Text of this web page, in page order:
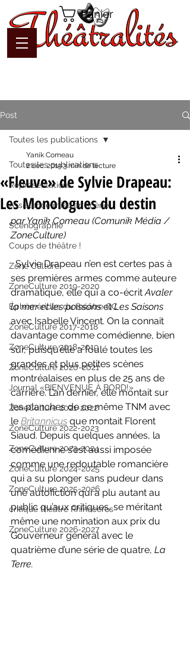
Panier
Post
Toutes les publications
Représentations
Assistance mise en scène
Scénographie
Coups de théâtre !
Zone Culture
ZoneCulture 2019-2020
Éphémérides du théâtre QC
ZoneCulture 2017-2018
ZoneCulture 2018-2019
ZoneCulture 2020-2021
Journal «BIENVENUE À BORD!»
ZoneCulture 2021-2022
ZoneCulture 2022-2023
ZoneCulture 2023-2024
ZoneCulture 2024-2025
ZoneCulture 2025-2026
critique théâtre Rhinocéros
ZoneCulture 2026-2027
Toutes les publications
«Fleuve» de Sylvie Drapeau:
Les Monologues du destin
Yanik Comeau
2 déc. 20193 min de lecture
par Yanik Comeau (Comunik Média /
ZoneCulture)
  Sylvie Drapeau n’en est certes pas à
ses premières armes comme auteure
dramatique, elle qui a co-écrit Avaler
la mer et les poissons et Les Saisons
avec Isabelle Vincent. On la connait
davantage comme comédienne, bien
sûr, puisqu’elle a foulé toutes les
grandes et plus petites scènes
montréalaises en plus de 25 ans de
carrière. L’an dernier, elle montait sur
les planches de ce même TNM avec
le Britannicus que montait Florent
Siaud. Depuis quelques années, la
comédienne s’est aussi imposée
comme une redoutable romancière
qui a su plonger sans pudeur dans
une autofiction qui a plu autant au
public qu’aux critiques, se méritant
même une nomination aux prix du
Gouverneur général avec le
quatrième d’une série de quatre, La
Terre.